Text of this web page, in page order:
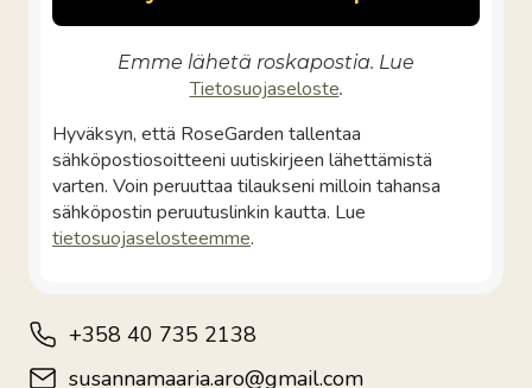
Emme lähetä roskapostia. Lue
Tietosuojaseloste.
Hyväksyn, että RoseGarden tallentaa
sähköpostiosoitteeni uutiskirjeen lähettämistä
varten. Voin peruuttaa tilaukseni milloin tahansa
sähköpostin peruutuslinkin kautta. Lue
tietosuojaselosteemme.
+358 40 735 2138
susannamaaria.aro@gmail.com